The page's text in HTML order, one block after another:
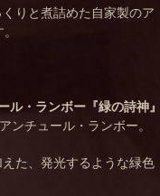
りと煮詰めた自家製のア
ル・ランボー『緑の詩神』
ンチュール・ランボー。
た、発光するような緑色